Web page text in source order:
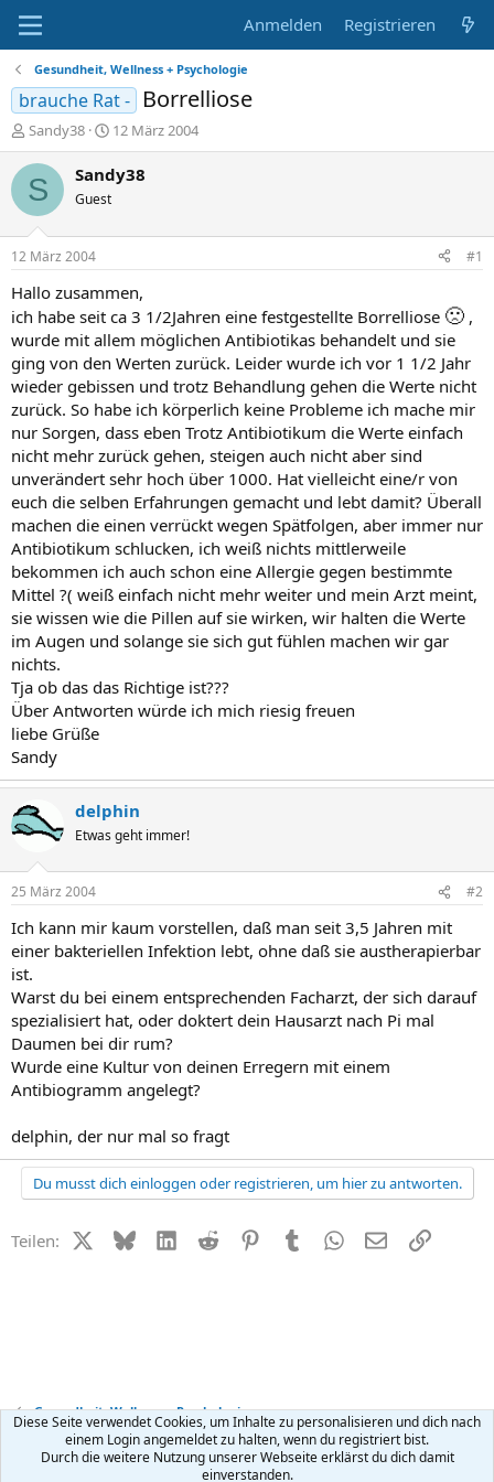
Anmelden Registrieren
Gesundheit, Wellness + Psychologie
brauche Rat - Borrelliose
E
r
s
t
e
r
Sandy38
E
r
s
t
t
a
12 März 2004
S Sandy38
Guest
12 März 2004 #1
Hallo zusammen,
ich habe seit ca 3 1/2Jahren eine festgestellte Borrelliose 🙁 ,
wurde mit allem möglichen Antibiotikas behandelt und sie
ging von den Werten zurück. Leider wurde ich vor 1 1/2 Jahr
wieder gebissen und trotz Behandlung gehen die Werte nicht
zurück. So habe ich körperlich keine Probleme ich mache mir
nur Sorgen, dass eben Trotz Antibiotikum die Werte einfach
nicht mehr zurück gehen, steigen auch nicht aber sind
unverändert sehr hoch über 1000. Hat vielleicht eine/r von
euch die selben Erfahrungen gemacht und lebt damit? Überall
machen die einen verrückt wegen Spätfolgen, aber immer nur
Antibiotikum schlucken, ich weiß nichts mittlerweile
bekommen ich auch schon eine Allergie gegen bestimmte
Mittel ?( weiß einfach nicht mehr weiter und mein Arzt meint,
sie wissen wie die Pillen auf sie wirken, wir halten die Werte
im Augen und solange sie sich gut fühlen machen wir gar
nichts.
Tja ob das das Richtige ist???
Über Antworten würde ich mich riesig freuen
liebe Grüße
Sandy
delphin
Etwas geht immer!
25 März 2004 #2
Ich kann mir kaum vorstellen, daß man seit 3,5 Jahren mit
einer bakteriellen Infektion lebt, ohne daß sie austherapierbar
ist.
Warst du bei einem entsprechenden Facharzt, der sich darauf
spezialisiert hat, oder doktert dein Hausarzt nach Pi mal
Daumen bei dir rum?
Wurde eine Kultur von deinen Erregern mit einem
Antibiogramm angelegt?
delphin, der nur mal so fragt
Du musst dich einloggen oder registrieren, um hier zu antworten.
Teilen: X (Twitter)
BlueskyLinkedIn
Reddit PinterestTumblr WhatsApp
E-MailLink
Gesundheit, Wellness + Psychologie
Kontakt Nutzungsbedingungen Datenschutz Hilfe
R
Diese Seite verwendet Cookies, um Inhalte zu personalisieren und dich nach
einem Login angemeldet zu halten, wenn du registriert bist.
Durch die weitere Nutzung unserer Webseite erklärst du dich damit
einverstanden.